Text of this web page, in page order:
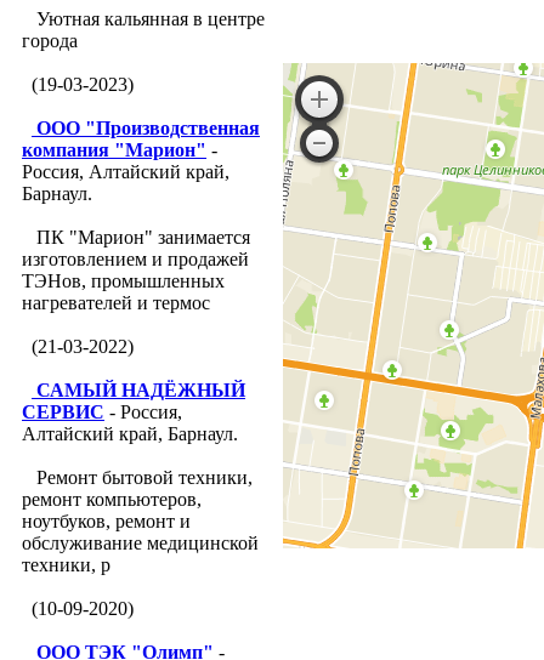
Уютная кальянная в центре
города
(19-03-2023)
ООО "Производственная
компания "Марион" -
Россия, Алтайский край,
Барнаул.
ПК "Марион" занимается
изготовлением и продажей
ТЭНов, промышленных
нагревателей и термос
(21-03-2022)
САМЫЙ НАДЁЖНЫЙ
СЕРВИС - Россия,
Алтайский край, Барнаул.
Ремонт бытовой техники,
ремонт компьютеров,
ноутбуков, ремонт и
обслуживание медицинской
техники, р
(10-09-2020)
ООО ТЭК "Олимп" -